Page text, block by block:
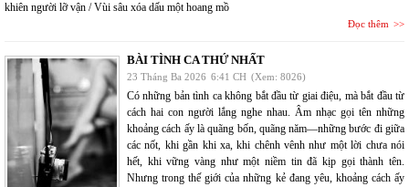
khiên người lỡ vận / Vùi sâu xóa dấu một hoang mồ
Đọc thêm
BÀI TÌNH CA THỨ NHẤT
23 Tháng Ba 2026 6:41 CH (Xem: 8026)
Có những bản tình ca không bắt đầu từ giai điệu, mà bắt đầu từ
cách hai con người lắng nghe nhau. Âm nhạc gọi tên những
khoảng cách ấy là quãng bốn, quãng năm—những bước đi giữa
các nốt, khi gần khi xa, khi chênh vênh như một lời chưa nói
hết, khi vững vàng như một niềm tin đã kịp gọi thành tên.
Nhưng trong thế giới của những kẻ đang yêu, khoảng cách ấy